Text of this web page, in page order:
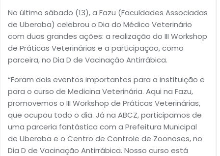
No último sábado (13), a Fazu (Faculdades Associadas
de Uberaba) celebrou o Dia do Médico Veterinário
com duas grandes ações: a realização do III Workshop
de Práticas Veterinárias e a participação, como
parceira, no Dia D de Vacinação Antirrábica.
“Foram dois eventos importantes para a instituição e
para o curso de Medicina Veterinária. Aqui na Fazu,
promovemos o III Workshop de Práticas Veterinárias,
que ocupou todo o dia. Já na ABCZ, participamos de
uma parceria fantástica com a Prefeitura Municipal
de Uberaba e o Centro de Controle de Zoonoses, no
Dia D de Vacinação Antirrábica. Nosso curso está